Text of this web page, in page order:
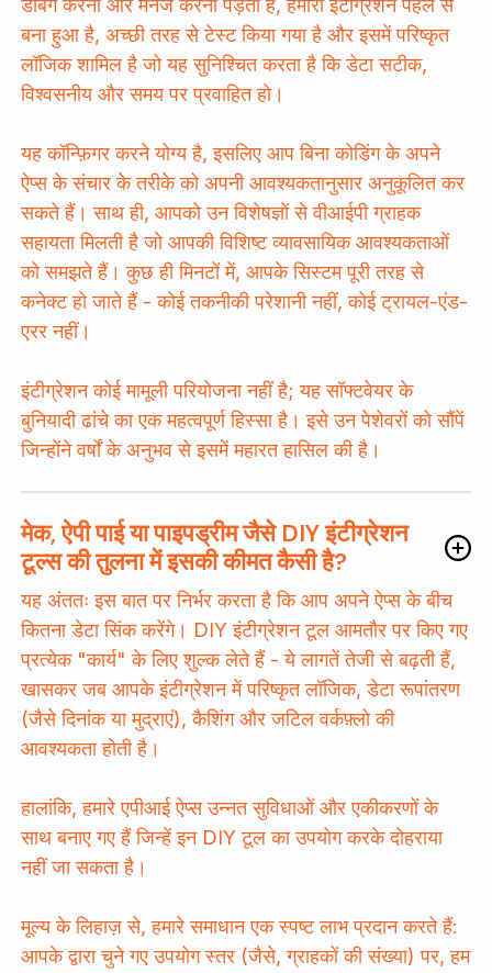
डीबग करना और मैनेज करना पड़ता है, हमारा इंटीग्रेशन पहले से
बना हुआ है, अच्छी तरह से टेस्ट किया गया है और इसमें परिष्कृत
लॉजिक शामिल है जो यह सुनिश्चित करता है कि डेटा सटीक,
विश्वसनीय और समय पर प्रवाहित हो।
यह कॉन्फ़िगर करने योग्य है, इसलिए आप बिना कोडिंग के अपने
ऐप्स के संचार के तरीके को अपनी आवश्यकतानुसार अनुकूलित कर
सकते हैं। साथ ही, आपको उन विशेषज्ञों से वीआईपी ग्राहक
सहायता मिलती है जो आपकी विशिष्ट व्यावसायिक आवश्यकताओं
को समझते हैं। कुछ ही मिनटों में, आपके सिस्टम पूरी तरह से
कनेक्ट हो जाते हैं - कोई तकनीकी परेशानी नहीं, कोई ट्रायल-एंड-
एरर नहीं।
इंटीग्रेशन कोई मामूली परियोजना नहीं है; यह सॉफ्टवेयर के
बुनियादी ढांचे का एक महत्वपूर्ण हिस्सा है। इसे उन पेशेवरों को सौंपें
जिन्होंने वर्षों के अनुभव से इसमें महारत हासिल की है।
मेक, ऐपी पाई या पाइपड्रीम जैसे DIY इंटीग्रेशन
टूल्स की तुलना में इसकी कीमत कैसी है?
यह अंततः इस बात पर निर्भर करता है कि आप अपने ऐप्स के बीच
कितना डेटा सिंक करेंगे। DIY इंटीग्रेशन टूल आमतौर पर किए गए
प्रत्येक "कार्य" के लिए शुल्क लेते हैं - ये लागतें तेजी से बढ़ती हैं,
खासकर जब आपके इंटीग्रेशन में परिष्कृत लॉजिक, डेटा रूपांतरण
(जैसे दिनांक या मुद्राएं), कैशिंग और जटिल वर्कफ़्लो की
आवश्यकता होती है।
हालांकि, हमारे एपीआई ऐप्स उन्नत सुविधाओं और एकीकरणों के
साथ बनाए गए हैं जिन्हें इन DIY टूल का उपयोग करके दोहराया
नहीं जा सकता है।
मूल्य के लिहाज़ से, हमारे समाधान एक स्पष्ट लाभ प्रदान करते हैं:
आपके द्वारा चुने गए उपयोग स्तर (जैसे, ग्राहकों की संख्या) पर, हम